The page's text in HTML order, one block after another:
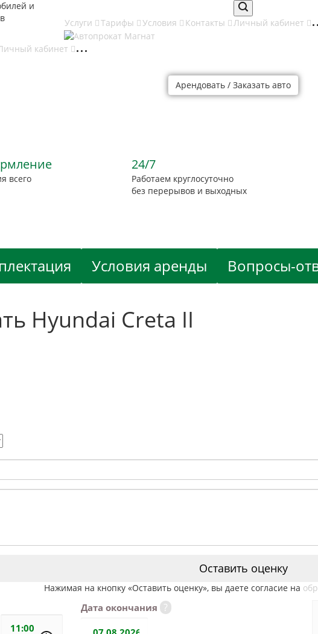
и
Услуги Тарифы Условия Контакты Личный кабинет
кабинет
Hyundai Creta II
Hyundai Creta II
Арендовать / Заказать авто
всего
24/7
Работаем круглосуточно
без перерывов и выходных
Условия аренды Вопросы-
Hyundai Creta II
Оставить оценку
Нажимая на кнопку «Оставить оценку», вы даете согласие на
Дата окончания ?